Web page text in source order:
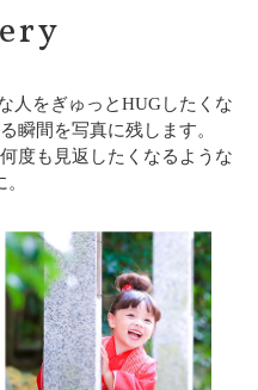
人をぎゅっとHUGしたくな
瞬間を写真に残します。
度も見返したくなるような